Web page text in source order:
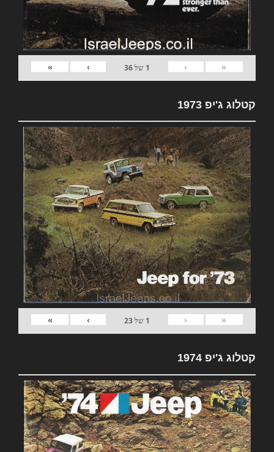
«
‹
1 של36
›
»
קטלוג ג'יפ 1973
«
‹
1 של23
›
»
קטלוג ג'יפ 1974